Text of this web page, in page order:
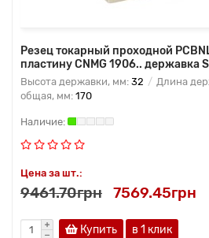
Резец токарный проходной
пластину CNMG 1906.. державка
Высота державки, мм: 32 Длина
общая, мм: 170
Цена за шт.:
9461.70грн 7569.45грн
Купить в 1 клик